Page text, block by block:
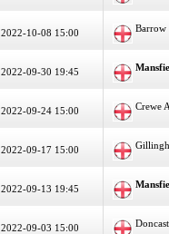
2022-10-08 15:00
2022-09-30 19:45
2022-09-24 15:00 Crewe
2022-09-17 15:00
2022-09-13 19:45
2022-09-03 15:00